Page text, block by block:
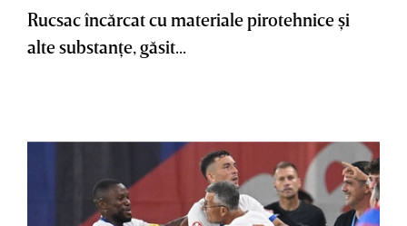
Rucsac încărcat cu materiale pirotehnice şi
alte substanţe, găsit...